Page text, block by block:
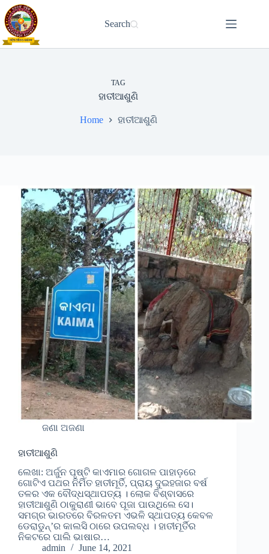
Skip
to
content
Search
TAG
ହାତୀଆଶୁଣି
Home ହାତୀଆଶୁଣି
ଜଣା ଅଜଣା
ହାତୀଆଶୁଣି
ଲେଖା: ଅର୍ଜୁନ ପୃଷ୍ଟି କାଏମାର ଗୋଗଳ ପାହାଡ଼ରେ
ଗୋଟିଏ ପଥର ନିର୍ମିତ ହାତୀମୂର୍ତି, ପ୍ରାୟ ଦୁଇହଜାର ବର୍ଷ
ତଳର ଏକ ବୌଦ୍ଧସ୍ଥାପତ୍ୟ । ଲୋକ ବିଶ୍ବାସରେ
ହାତୀଆଶୁଣି ଠାକୁରାଣୀ ଭାବେ ପୂଜା ପାଉଥିଲେ ସେ।
ସମଗ୍ର ଭାରତରେ ବିରଳତମ ଏଭଳି ସ୍ଥାପତ୍ୟ କେବଳ
ଡେରାଡୁନ୍’ର କାଲସି ଠାରେ ଉପଲବ୍ଧ । ହାତୀମୂର୍ତିର
ନିକଟରେ ପାଲି ଭାଷାର…
admin
June 14, 2021